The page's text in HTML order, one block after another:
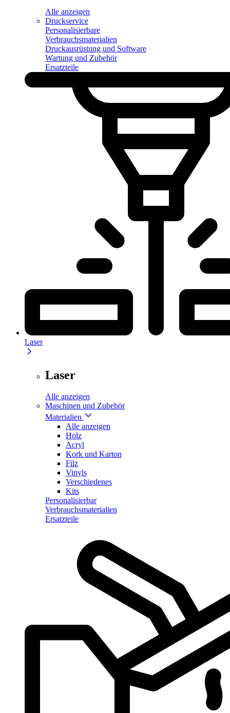
Alle anzeigen
Druckservice
Personalisierbare
Verbrauchsmaterialien
Druckausrüstung und Software
Wartung und Zubehör
Ersatzteile
Laser
Laser
Alle anzeigen
Maschinen und Zubehör
Materialien
Alle anzeigen
Holz
Acryl
Kork und Karton
Filz
Vinyls
Verschiedenes
Kits
Personalisierbar
Verbrauchsmaterialien
Ersatzteile